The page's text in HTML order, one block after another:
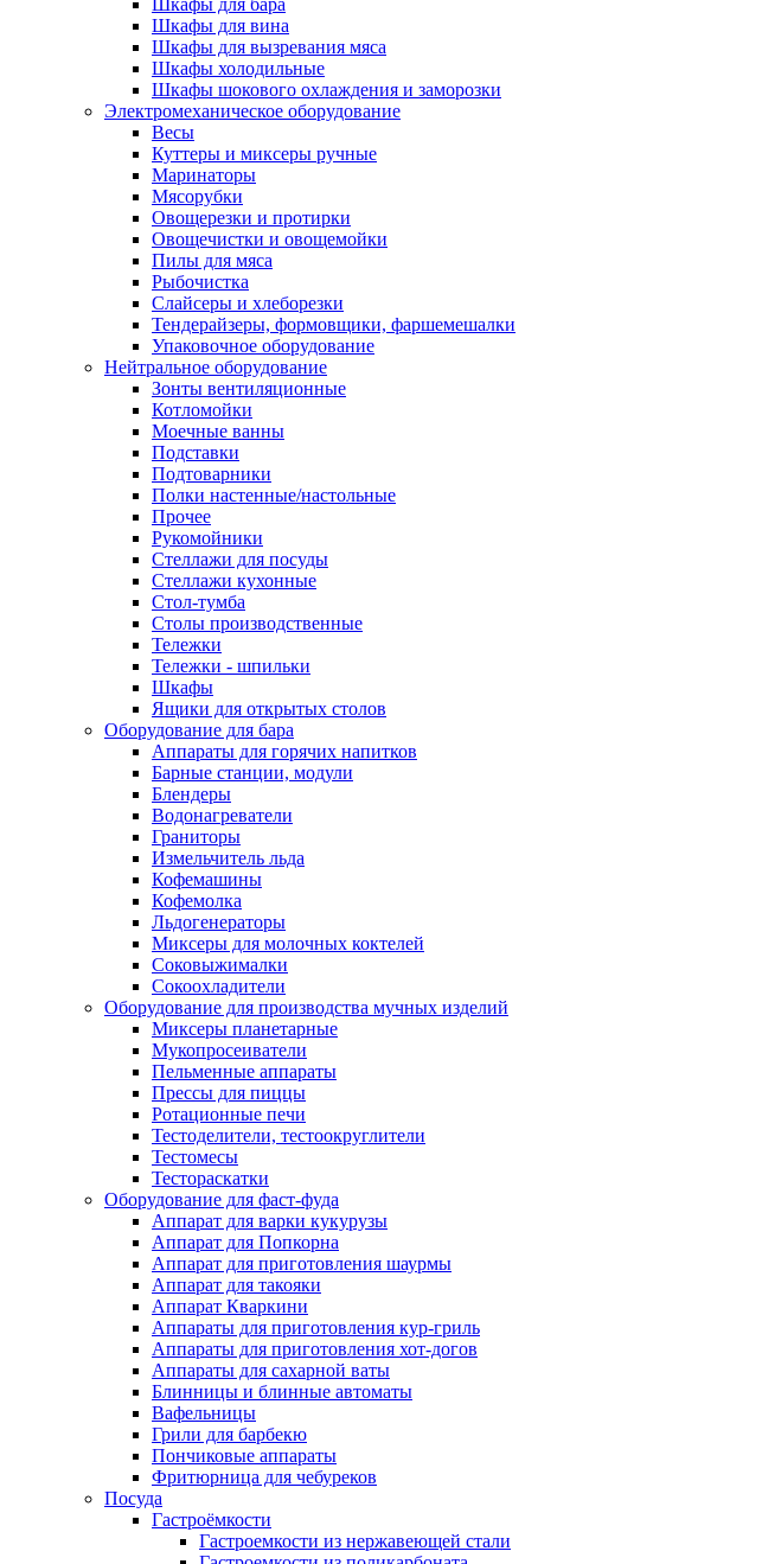
Шкафы для бара
Шкафы для вина
Шкафы для вызревания мяса
Шкафы холодильные
Шкафы шокового охлаждения и заморозки
Электромеханическое оборудование
Весы
Куттеры и миксеры ручные
Маринаторы
Мясорубки
Овощерезки и протирки
Овощечистки и овощемойки
Пилы для мяса
Рыбочистка
Слайсеры и хлеборезки
Тендерайзеры, формовщики, фаршемешалки
Упаковочное оборудование
Нейтральное оборудование
Зонты вентиляционные
Котломойки
Моечные ванны
Подставки
Подтоварники
Полки настенные/настольные
Прочее
Рукомойники
Стеллажи для посуды
Стеллажи кухонные
Стол-тумба
Столы производственные
Тележки
Тележки - шпильки
Шкафы
Ящики для открытых столов
Оборудование для бара
Аппараты для горячих напитков
Барные станции, модули
Блендеры
Водонагреватели
Граниторы
Измельчитель льда
Кофемашины
Кофемолка
Льдогенераторы
Миксеры для молочных коктелей
Соковыжималки
Сокоохладители
Оборудование для производства мучных изделий
Миксеры планетарные
Мукопросеиватели
Пельменные аппараты
Прессы для пиццы
Ротационные печи
Тестоделители, тестоокруглители
Тестомесы
Тестораскатки
Оборудование для фаст-фуда
Аппарат для варки кукурузы
Аппарат для Попкорна
Аппарат для приготовления шаурмы
Аппарат для такояки
Аппарат Кваркини
Аппараты для приготовления кур-гриль
Аппараты для приготовления хот-догов
Аппараты для сахарной ваты
Блинницы и блинные автоматы
Вафельницы
Грили для барбекю
Пончиковые аппараты
Фритюрница для чебуреков
Посуда
Гастроёмкости
Гастроемкости из нержавеющей стали